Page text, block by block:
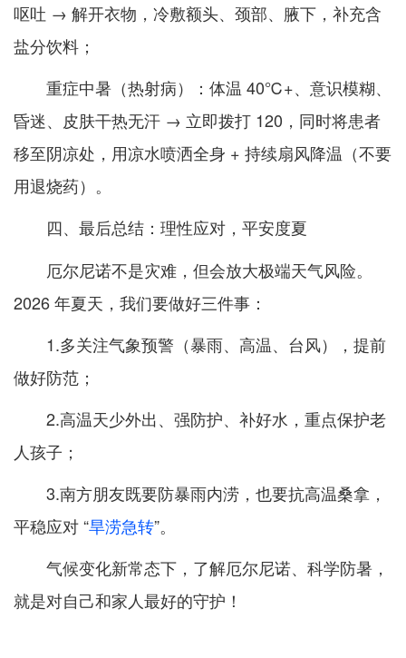
呕吐 → 解开衣物，冷敷额头、颈部、腋下，补充含
盐分饮料；
重症中暑（热射病）：体温 40℃+、意识模糊、
昏迷、皮肤干热无汗 → 立即拨打 120，同时将患者
移至阴凉处，用凉水喷洒全身 + 持续扇风降温（不要
用退烧药）。
四、最后总结：理性应对，平安度夏
厄尔尼诺不是灾难，但会放大极端天气风险。
2026 年夏天，我们要做好三件事：
1.多关注气象预警（暴雨、高温、台风），提前
做好防范；
2.高温天少外出、强防护、补好水，重点保护老
人孩子；
3.南方朋友既要防暴雨内涝，也要抗高温桑拿，
平稳应对 “旱涝急转”。
气候变化新常态下，了解厄尔尼诺、科学防暑，
就是对自己和家人最好的守护！